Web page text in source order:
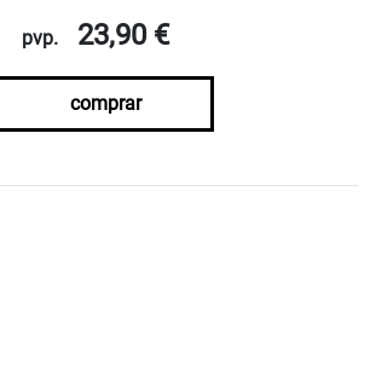
pvp. 23,90 €
comprar